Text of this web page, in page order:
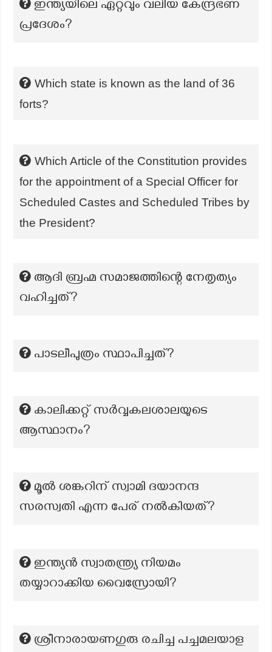
ഇന്ത്യയിലെ ഏറ്റവും വലിയ കേന്ദ്രഭണ
പ്രദേശം?
Which state is known as the land of 36
forts?
Which Article of the Constitution provides
for the appointment of a Special Officer for
Scheduled Castes and Scheduled Tribes by
the President?
ആദി ബ്രഹ്മ സമാജത്തിന്റെ നേതൃത്യം
വഹിച്ചത്?
പാടലീപുത്രം സ്ഥാപിച്ചത്?
കാലിക്കറ്റ് സര്‍വ്വകലശാലയുടെ
ആസ്ഥാനം?
മൂൽ ശങ്കറിന് സ്വാമി ദയാനന്ദ
സരസ്വതി എന്ന പേര് നൽകിയത്?
ഇന്ത്യൻ സ്വാതന്ത്ര്യ നിയമം
തയ്യാറാക്കിയ വൈസ്രോയി?
ശ്രീനാരായണഗുരു രചിച്ച പച്ചമലയാള